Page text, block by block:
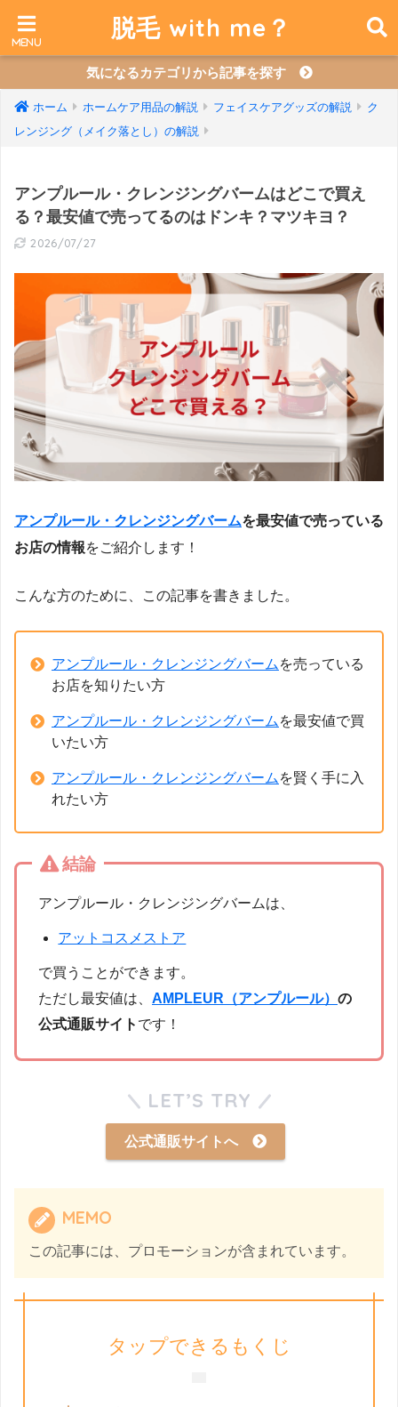
脱毛 with me？
気になるカテゴリから記事を探す
ホーム ホームケア用品の解説 フェイスケアグッズの解説
ク
レンジング（メイク落とし）の解説
アンプルール・クレンジングバームはどこで買え
る？最安値で売ってるのはドンキ？マツキヨ？
2026/07/27
アンプルール・クレンジングバームを最安値で売っている
お店の情報をご紹介します！
こんな方のために、この記事を書きました。
アンプルール・クレンジングバーム を売っている
お店を知りたい方
アンプルール・クレンジングバーム を最安値で買
いたい方
アンプルール・クレンジングバーム を賢く手に入
れたい方
結論
アンプルール・クレンジングバームは、
アットコスメストア
で買うことができます。
ただし最安値は、 AMPLEUR（アンプルール） の
公式通販サイト です！
LET’S TRY
公式通販サイトへ
MEMO
この記事には、プロモーションが含まれています。
タップできるもくじ